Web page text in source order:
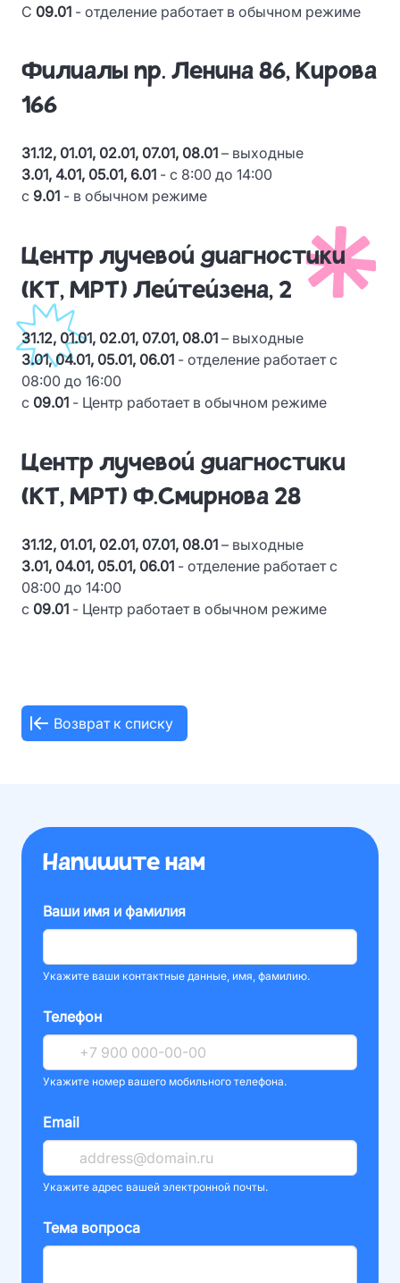
С 09.01 - отделение работает в обычном режиме
Филиалы пр. Ленина 86, Кирова
166
31.12, 01.01, 02.01, 07.01, 08.01 – выходные
3.01, 4.01, 05.01, 6.01 - с 8:00 до 14:00
с 9.01 - в обычном режиме
Центр лучевой диагностики
(КТ, МРТ) Лейтейзена, 2
31.12, 01.01, 02.01, 07.01, 08.01 – выходные
3.01, 04.01, 05.01, 06.01 - отделение работает с
08:00 до 16:00
с 09.01 - Центр работает в обычном режиме
Центр лучевой диагностики
(КТ, МРТ) Ф.Смирнова 28
31.12, 01.01, 02.01, 07.01, 08.01 – выходные
3.01, 04.01, 05.01, 06.01 - отделение работает с
08:00 до 14:00
с 09.01 - Центр работает в обычном режиме
Возврат к списку
Напишите нам
Ваши имя и фамилия
Укажите ваши контактные данные, имя, фамилию.
Телефон
Укажите номер вашего мобильного телефона.
Email
Укажите адрес вашей электронной почты.
Тема вопроса